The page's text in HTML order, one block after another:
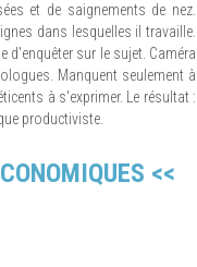
et de saignements de nez.
dans lesquelles il travaille.
d'enquêter sur le sujet. Caméra
Manquent seulement à
à s'exprimer. Le résultat :
productiviste.
<<